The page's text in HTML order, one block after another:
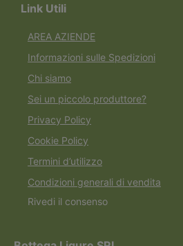
Link Utili
AREA AZIENDE
Informazioni sulle Spedizioni
Chi siamo
Sei un piccolo produttore?
Privacy Policy
Cookie Policy
Termini d’utilizzo
Condizioni generali di vendita
Rivedi il consenso